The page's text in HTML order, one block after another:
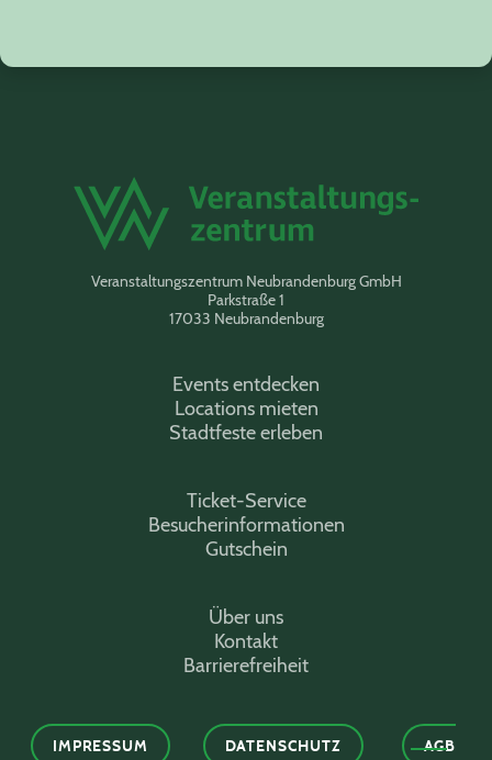
Veranstaltungszentrum Neubrandenburg GmbH
Parkstraße 1
17033 Neubrandenburg
Events entdecken
Locations mieten
Stadtfeste erleben
Ticket-Service
Besucherinformationen
Gutschein
Über uns
Kontakt
Barrierefreiheit
IMPRESSUM DATENSCHUTZ
AGB